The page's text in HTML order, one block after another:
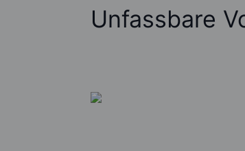
Unfassbare